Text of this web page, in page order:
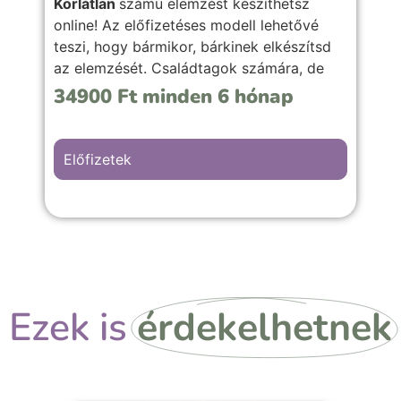
online! Az előfizetéses modell lehetővé
teszi, hogy bármikor, bárkinek elkészítsd
az elemzését. Családtagok számára, de
akár ajándékba is tudod adni, hasonló
jellegű önismereti szolgáltatásod mellé.
34900 Ft minden 6 hónap
Előfizetek
Ezek is érdekelhetnek